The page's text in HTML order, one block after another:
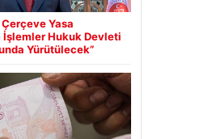
Yasa
İşlemler Hukuk Devleti
Yürütülecek”